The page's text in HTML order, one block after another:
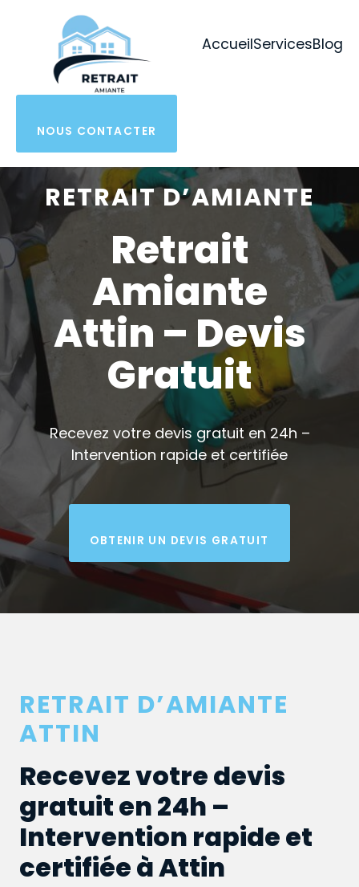
AccueilServicesBlog
NOUS CONTACTER
RETRAIT D’AMIANTE
Retrait
Amiante
Attin – Devis
Gratuit
Recevez votre devis gratuit en 24h –
Intervention rapide et certifiée
OBTENIR UN DEVIS GRATUIT
RETRAIT D’AMIANTE
ATTIN
Recevez votre devis
gratuit en 24h –
Intervention rapide et
certifiée à Attin